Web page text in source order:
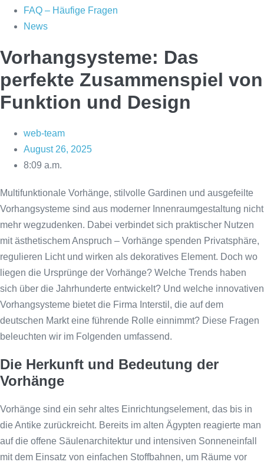
FAQ – Häufige Fragen
News
Vorhangsysteme: Das
perfekte Zusammenspiel von
Funktion und Design
web-team
August 26, 2025
8:09 a.m.
Multifunktionale Vorhänge, stilvolle Gardinen und ausgefeilte
Vorhangsysteme sind aus moderner Innenraumgestaltung nicht
mehr wegzudenken. Dabei verbindet sich praktischer Nutzen
mit ästhetischem Anspruch – Vorhänge spenden Privatsphäre,
regulieren Licht und wirken als dekoratives Element. Doch wo
liegen die Ursprünge der Vorhänge? Welche Trends haben
sich über die Jahrhunderte entwickelt? Und welche innovativen
Vorhangsysteme bietet die Firma Interstil, die auf dem
deutschen Markt eine führende Rolle einnimmt? Diese Fragen
beleuchten wir im Folgenden umfassend.
Die Herkunft und Bedeutung der
Vorhänge
Vorhänge sind ein sehr altes Einrichtungselement, das bis in
die Antike zurückreicht. Bereits im alten Ägypten reagierte man
auf die offene Säulenarchitektur und intensiven Sonneneinfall
mit dem Einsatz von einfachen Stoffbahnen, um Räume vor